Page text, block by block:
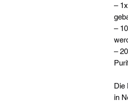
–
–
–
Die
in